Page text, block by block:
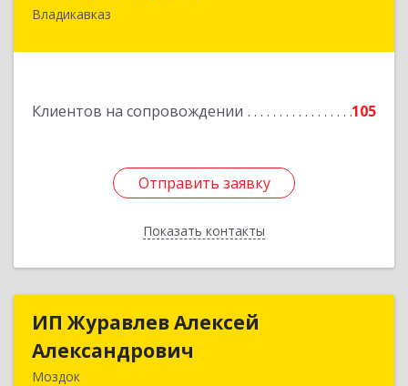
Владикавказ
Клиентов на сопровождении 105
Отправить заявку
Показать контакты
362020, Северная Осетия - Алания Респ,
Отправить заявку
Назад
ИП Журавлев Алексей
Александрович
Моздок
ИП Журавлев Алексей